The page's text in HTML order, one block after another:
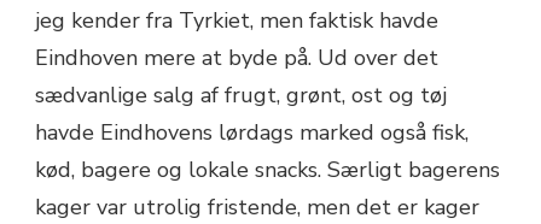
jeg kender fra Tyrkiet, men faktisk havde
Eindhoven mere at byde på. Ud over det
sædvanlige salg af frugt, grønt, ost og tøj
havde Eindhovens lørdags marked også fisk,
kød, bagere og lokale snacks. Særligt bagerens
kager var utrolig fristende, men det er kager